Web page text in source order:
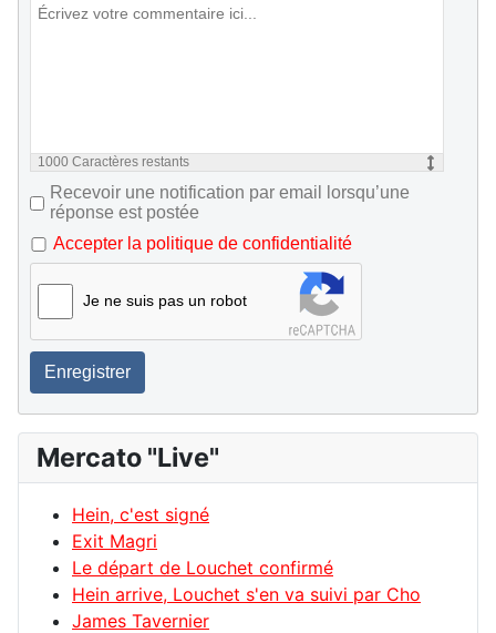
1000 Caractères restants
Recevoir une notification par email lorsqu’une
réponse est postée
Accepter la politique de confidentialité
Je ne suis pas un robot
Enregistrer
Mercato "Live"
Hein, c'est signé
Exit Magri
Le départ de Louchet confirmé
Hein arrive, Louchet s'en va suivi par Cho
James Tavernier